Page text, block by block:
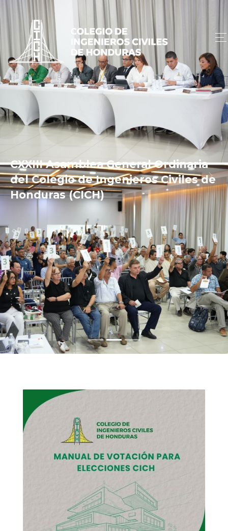
CXXIII Asamblea General Ordinaria
del Colegio de Ingenieros Civiles de
Honduras (CICH)